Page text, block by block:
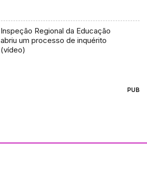
Inspeção Regional da Educação
abriu um processo de inquérito
(vídeo)
PUB